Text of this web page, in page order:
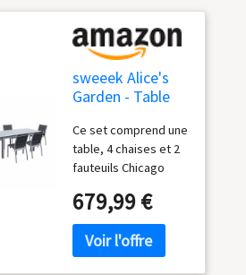
sweeek Alice's
Garden - Table
Extensible
Aluminium + 6
assises - Chicago
210 Gris - Table
en Aluminium
150/210cm avec
rallonge et 6
Ce set comprend une
table, 4 chaises et 2
fauteuils Chicago
très léger Fauteuils
et chaises
empilables Fauteuils
et chaises
679,99 €